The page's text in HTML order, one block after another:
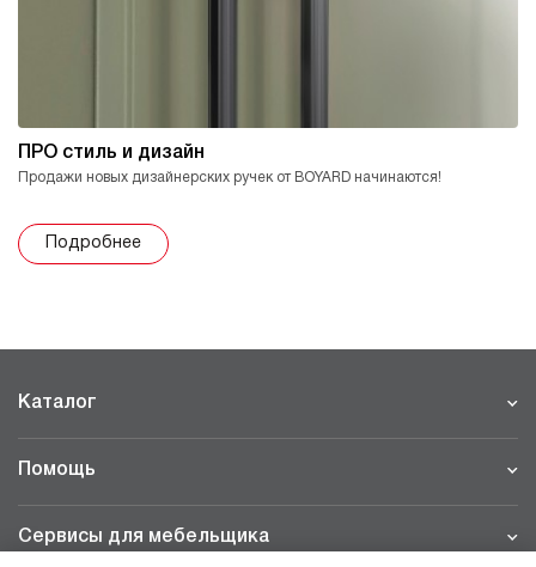
ПРО стиль и дизайн
Продажи новых дизайнерских ручек от BOYARD начинаются!
Подробнее
Каталог
Помощь
Сервисы для мебельщика